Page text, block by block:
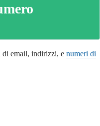
di email, indirizzi, e numeri di